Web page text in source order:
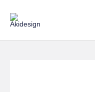
Inhalt